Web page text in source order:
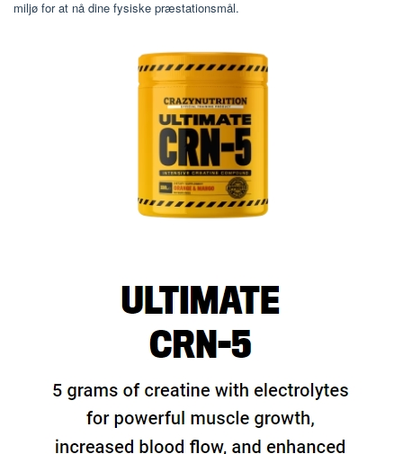
miljø for at nå dine fysiske præstationsmål.